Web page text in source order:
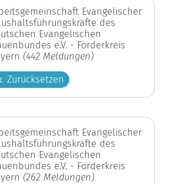
Evangelischer
des
Evangelischen
e.V. - Förderkreis
(442 Meldungen)
Zurücksetzen
Evangelischer
des
Evangelischen
e.V. - Förderkreis
(262 Meldungen)